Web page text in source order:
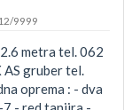
9999
metra tel. 062
gruber tel.
oprema : - dva